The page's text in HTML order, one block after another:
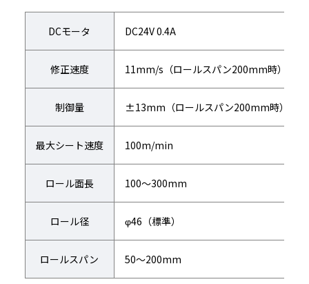
DCモータ DC24V 0.4A
修正速度 11mm/s（ロールスパン200mm時）
制御量 ±13mm（ロールスパン200mm時）
最大シート速度 100m/min
ロール面長 100～300mm
ロール径 φ46（標準）
ロールスパン 50～200mm